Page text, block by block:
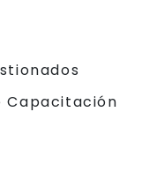
Capacitación